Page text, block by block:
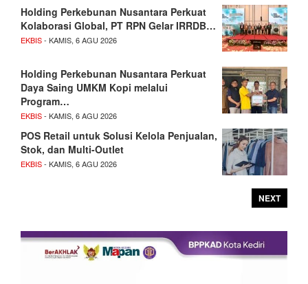
Holding Perkebunan Nusantara Perkuat
Kolaborasi Global, PT RPN Gelar IRRDB…
EKBIS- KAMIS, 6 AGU 2026
Holding Perkebunan Nusantara Perkuat
Daya Saing UMKM Kopi melalui
Program…
EKBIS- KAMIS, 6 AGU 2026
POS Retail untuk Solusi Kelola Penjualan,
Stok, dan Multi-Outlet
EKBIS- KAMIS, 6 AGU 2026
NEXT